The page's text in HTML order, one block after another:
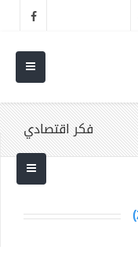
فكر اقتصادي